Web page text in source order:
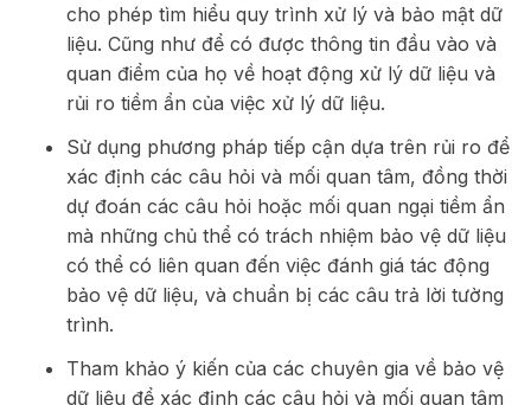
cho phép tìm hiểu quy trình xử lý và bảo mật dữ
liệu. Cũng như để có được thông tin đầu vào và
quan điểm của họ về hoạt động xử lý dữ liệu và
rủi ro tiềm ẩn của việc xử lý dữ liệu.
Sử dụng phương pháp tiếp cận dựa trên rủi ro để
xác định các câu hỏi và mối quan tâm, đồng thời
dự đoán các câu hỏi hoặc mối quan ngại tiềm ẩn
mà những chủ thể có trách nhiệm bảo vệ dữ liệu
có thể có liên quan đến việc đánh giá tác động
bảo vệ dữ liệu, và chuẩn bị các câu trả lời tường
trình.
Tham khảo ý kiến ​​của các chuyên gia về bảo vệ
dữ liệu để xác định các câu hỏi và mối quan tâm